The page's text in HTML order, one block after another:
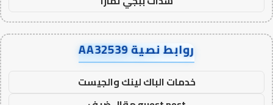
روابط نصية AA32539
خدمات الباك لينك والجيست